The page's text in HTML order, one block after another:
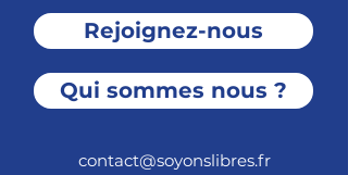
Rejoignez-nous
Qui sommes nous ?
contact@soyonslibres.fr